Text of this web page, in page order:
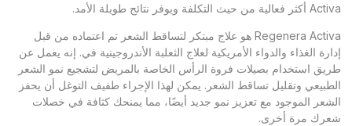
Activa أكثر فعالية من حيث التكلفة ويوفر نتائج طويلة الأمد.
Regenera Activa هو علاج مبتكر لتساقط الشعر تم اعتماده من قبل
إدارة الغذاء والدواء الأمريكية لعلاج الثعلبة الأندروجينية في. إنه يعمل عن
طريق استخدام بصيلات فروة الرأس الخاصة بالمريض لتشجيع نمو الشعر
الطبيعي وتقليل تساقط الشعر. يمكن لهذا الإجراء طفيف التوغل أن يحفز
الشعر الموجود مع تعزيز نمو جديد أيضًا، مما يمنحك كثافة في خصلات
شعرك مرة أخرى.